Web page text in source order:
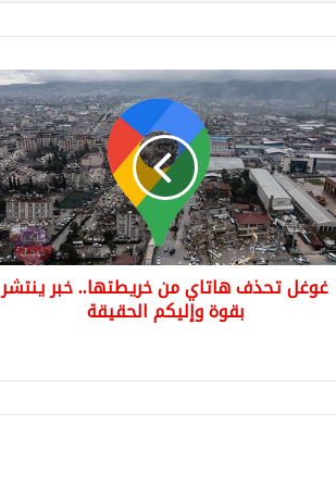
غوغل تحذف هاتاي من خريطتها.. خبر ينتشر
بقوة وإليكم الحقيقة